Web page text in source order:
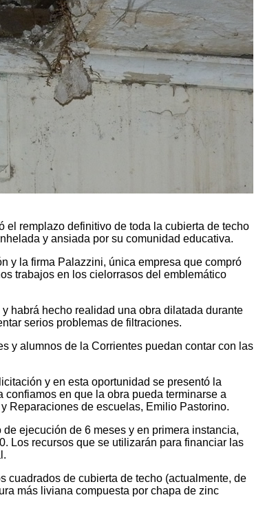
el remplazo definitivo de toda la cubierta de techo
y ansiada por su comunidad educativa.
y la firma Palazzini, única empresa que compró
trabajos en los cielorrasos del emblemático
habrá hecho realidad una obra dilatada durante
serios problemas de filtraciones.
y alumnos de la Corrientes puedan contar con las
y en esta oportunidad se presentó la
en que la obra pueda terminarse a
Reparaciones de escuelas, Emilio Pastorino.
ejecución de 6 meses y en primera instancia,
Los recursos que se utilizarán para financiar las
cuadrados de cubierta de techo (actualmente, de
más liviana compuesta por chapa de zinc